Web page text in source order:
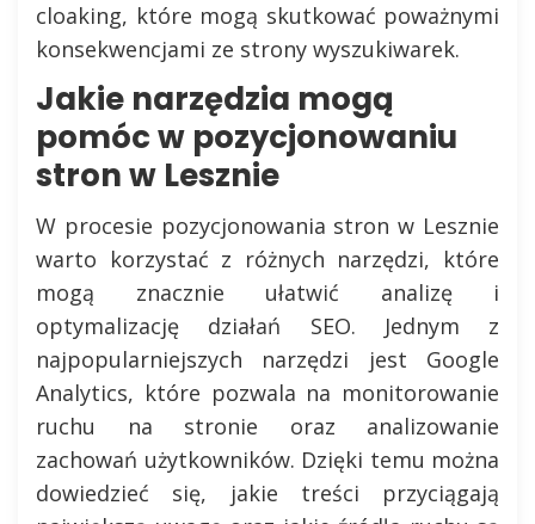
cloaking, które mogą skutkować poważnymi
konsekwencjami ze strony wyszukiwarek.
Jakie narzędzia mogą
pomóc w pozycjonowaniu
stron w Lesznie
W procesie pozycjonowania stron w Lesznie
warto korzystać z różnych narzędzi, które
mogą znacznie ułatwić analizę i
optymalizację działań SEO. Jednym z
najpopularniejszych narzędzi jest Google
Analytics, które pozwala na monitorowanie
ruchu na stronie oraz analizowanie
zachowań użytkowników. Dzięki temu można
dowiedzieć się, jakie treści przyciągają